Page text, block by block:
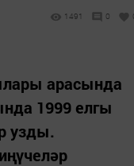
1491 0
арасында
1999 елгы
узды.